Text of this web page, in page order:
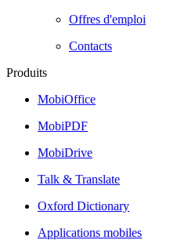
Offres d'emploi
Contacts
Produits
MobiOffice
MobiPDF
MobiDrive
Talk & Translate
Oxford Dictionary
Applications mobiles